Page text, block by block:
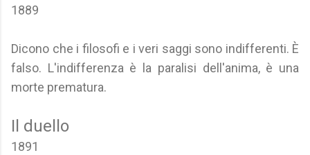
1889
Dicono che i filosofi e i veri saggi sono indifferenti. È
falso. L'indifferenza è la paralisi dell'anima, è una
morte prematura.
Il duello
1891